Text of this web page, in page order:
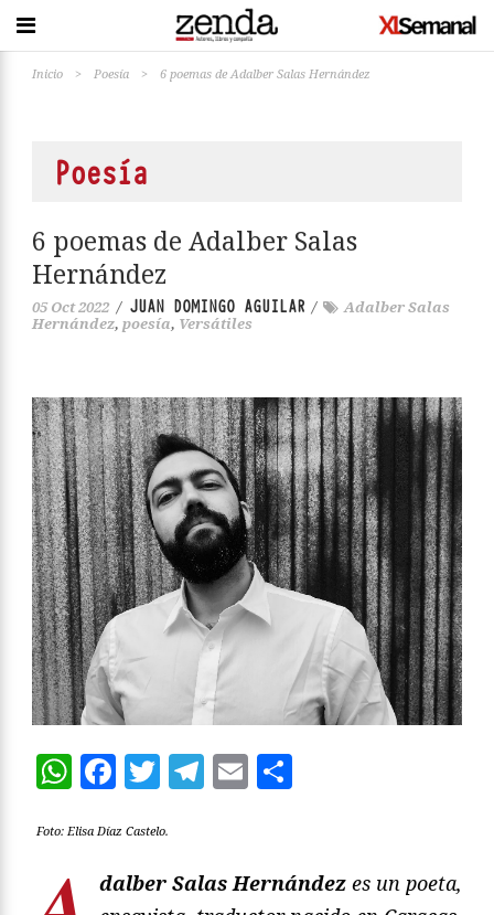
Inicio > Poesía > 6 poemas de Adalber Salas Hernández
Poesía
6 poemas de Adalber Salas
Hernández
05 Oct 2022 / JUAN DOMINGO AGUILAR /
Adalber Salas
Hernández, poesía, Versátiles
WhatsApp
Facebook
Twitter
Telegram
Email
Foto: Elisa Díaz Castelo.
dalber Salas Hernández es un poeta,